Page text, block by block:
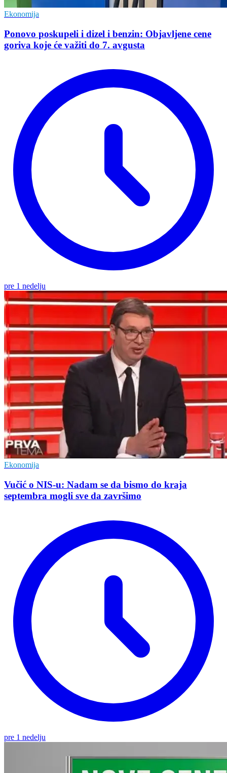
Ekonomija
Ponovo poskupeli i dizel i benzin: Objavljene cene
goriva koje će važiti do 7. avgusta
pre 1 nedelju
Ekonomija
Vučić o NIS-u: Nadam se da bismo do kraja
septembra mogli sve da završimo
pre 1 nedelju